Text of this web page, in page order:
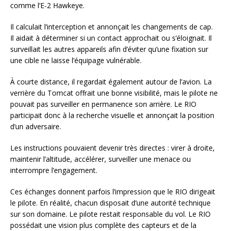
comme l’E-2 Hawkeye.
Il calculait l’interception et annonçait les changements de cap.
Il aidait à déterminer si un contact approchait ou s’éloignait. Il
surveillait les autres appareils afin d’éviter qu’une fixation sur
une cible ne laisse l’équipage vulnérable.
À courte distance, il regardait également autour de l’avion. La
verrière du Tomcat offrait une bonne visibilité, mais le pilote ne
pouvait pas surveiller en permanence son arrière. Le RIO
participait donc à la recherche visuelle et annonçait la position
d’un adversaire.
Les instructions pouvaient devenir très directes : virer à droite,
maintenir l’altitude, accélérer, surveiller une menace ou
interrompre l’engagement.
Ces échanges donnent parfois l’impression que le RIO dirigeait
le pilote. En réalité, chacun disposait d’une autorité technique
sur son domaine. Le pilote restait responsable du vol. Le RIO
possédait une vision plus complète des capteurs et de la